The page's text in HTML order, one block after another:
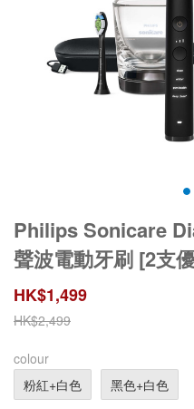
Philips Sonicare
聲波電動牙刷 [2支
HK$1,499
HK$2,499
colour
粉紅+白色
黑色+白色